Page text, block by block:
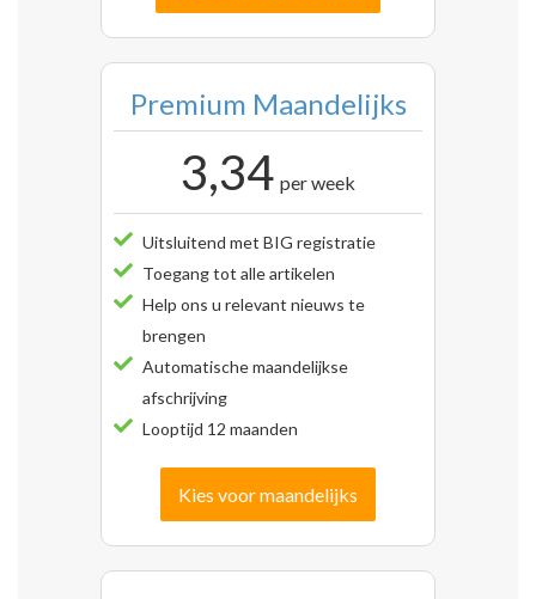
Premium Maandelijks
3,34 per week
Uitsluitend met BIG registratie
Toegang tot alle artikelen
Help ons u relevant nieuws te
brengen
Automatische maandelijkse
afschrijving
Looptijd 12 maanden
Kies voor maandelijks